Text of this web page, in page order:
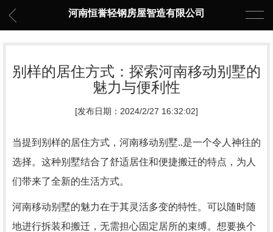
河南恒誉轻钢房屋智造有限公司
别样的居住方式：探索河南移动别墅的
魅力与便利性
[发布日期：2024/2/27 16:32:02]
当提到别样的居住方式，河南移动别墅..是一个令人神往的
选择。这种别墅结合了舒适居住和便捷搬迁的特点，为人
们带来了全新的生活方式。
河南移动别墅的魅力在于其灵活多变的特性。可以随时随
地进行拆装和搬迁，无需担心固定居所的束缚。想要换个